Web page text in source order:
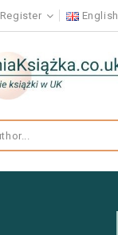
Register English